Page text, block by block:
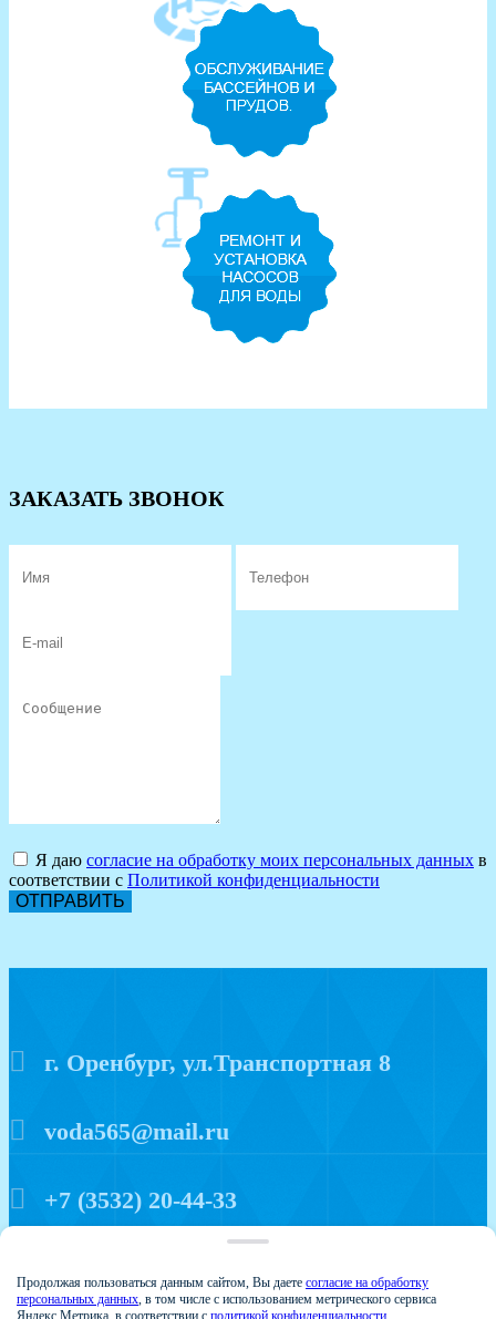
ЗАКАЗАТЬ ЗВОНОК
Я даю согласие на обработку моих персональных данных в
соответствии с Политикой конфиденциальности
ОТПРАВИТЬ
г. Оренбург, ул.Транспортная 8
voda565@mail.ru
+7 (3532) 20-44-33
Продолжая пользоваться данным сайтом, Вы даете согласие на обработку
персональных данных, в том числе с использованием метрического сервиса
Яндекс.Метрика, в соответствии с политикой конфиденциальности